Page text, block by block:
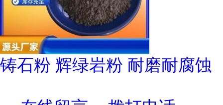
铸石粉 辉绿岩粉 耐磨耐腐蚀